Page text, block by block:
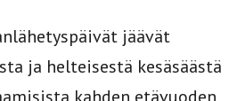
jäävät
ja helteisestä kesäsäästä